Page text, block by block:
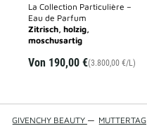
La Collection Particulière –
Eau de Parfum
Zitrisch, holzig,
moschusartig
Von 190,00 €(3.800,00 €/L)
GIVENCHY BEAUTY — MUTTERTAG